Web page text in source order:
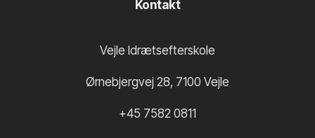
Kontakt
Vejle Idrætsefterskole
Ørnebjergvej 28, 7100 Vejle
+45 7582 0811